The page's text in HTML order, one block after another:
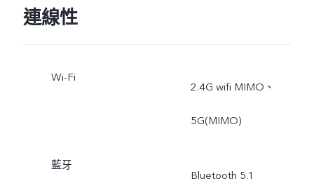
連線性
Wi-Fi
2.4G wifi MIMO、
5G(MIMO)
藍牙
Bluetooth 5.1